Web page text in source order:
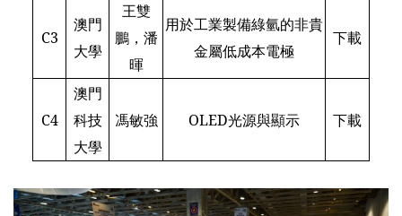
C3
澳門
大學
王雙
鵬，潘
暉
用於工業製備綠氫的非貴
金屬低成本電極
下載
C4
澳門
科技
大學
馮敏強 OLED光源與顯示 下載